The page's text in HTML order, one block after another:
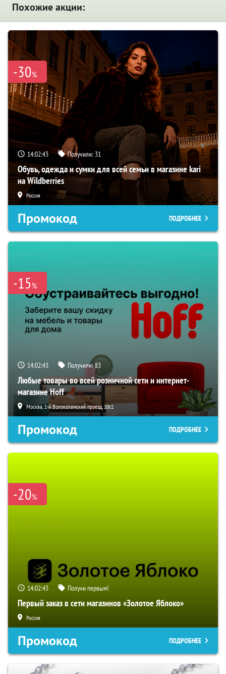
Похожие акции:
-30%
14:02:42 Получили: 31
Обувь, одежда и сумки для всей семьи в магазине kari
на Wildberries
Россия
Промокод ПОДРОБНЕЕ
-15%
14:02:42 Получили:83
Любые товары во всей розничной сети и интернет-
магазине Hoff
Москва, 1-й Волоколамский проезд, 10с1
Промокод ПОДРОБНЕЕ
-20%
14:02:42 Получи первым!
Первый заказ в сети магазинов «Золотое Яблоко»
Россия
Промокод ПОДРОБНЕЕ